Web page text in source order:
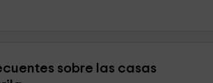
sobre las casas